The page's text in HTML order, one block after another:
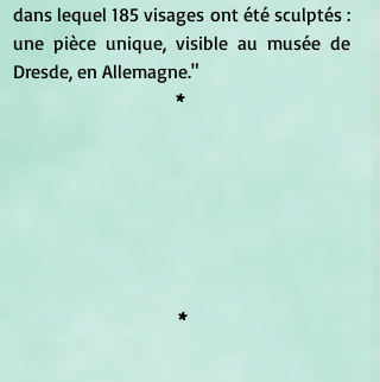
dans lequel 185 visages ont été sculptés :
une pièce unique, visible au musée de
Dresde, en Allemagne."
*
*